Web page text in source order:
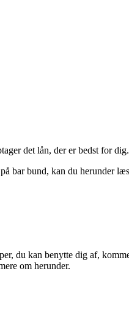
det lån, der er bedst for dig.
bar bund, kan du herunder
du kan benytte dig af,
om herunder.